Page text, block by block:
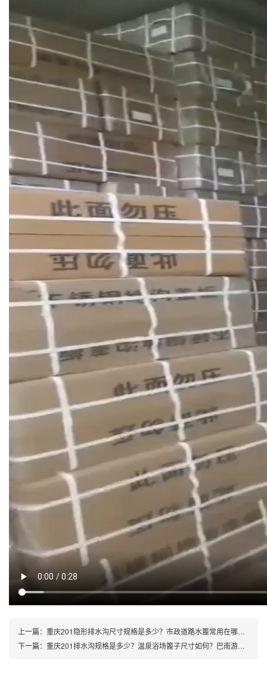
上一篇： 重庆201隐形排水沟尺寸规格是多少？市政道路水篦常用在哪些场所？合川商场排水选用哪种外观美丽好用的产品？
下一篇： 重庆201排水沟规格是多少？温泉浴场篦子尺寸如何？巴南游乐场常用哪种排水设施？其安装是否坚固且开启便捷？